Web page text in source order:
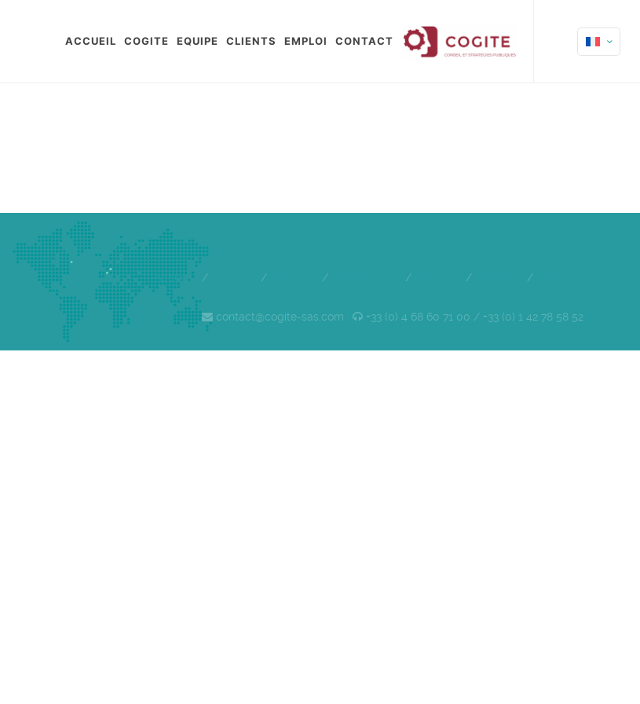
ACCUEIL COGITE EQUIPE CLIENTS EMPLOI CONTACT
Accueil / / / / / /
contact@cogite-sas.com · +33 (0) 4 68 60 71 00 / +33 (0) 1 42 78 58 52